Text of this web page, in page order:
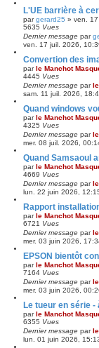
e
L'UE barrière à
pargerard25 » ven.
5635 Vues
Dernier message par
ven. 17 juil. 2026,
Convertion des
parle Manchot
4445 Vues
Dernier message par
sam. 11 juil. 2026,
Quand windows
parle Manchot
4325 Vues
Dernier message par
mer. 08 juil. 2026,
Quand Samsaoul
parle Manchot
4669 Vues
Dernier message par
lun. 22 juin 2026,
Rapport
parle Manchot
6721 Vues
Dernier message par
mer. 03 juin 2026,
EPSON bientôt
parle Manchot
7164 Vues
Dernier message par
mer. 03 juin 2026,
Le tueur en série -
parle Manchot
6355 Vues
Dernier message par
lun. 01 juin 2026,